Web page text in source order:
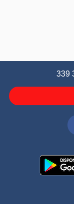
339